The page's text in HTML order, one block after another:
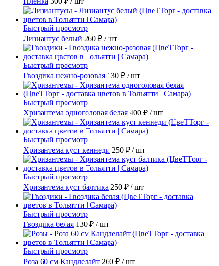
Быстрый просмотр
Лизиантус белый 260 ₽ / шт
Быстрый просмотр
Гвоздика нежно-розовая 130 ₽ / шт
Быстрый просмотр
Хризантема одноголовая белая 400 ₽ / шт
Быстрый просмотр
Хризантема куст кеннеди 250 ₽ / шт
Быстрый просмотр
Хризантема куст балтика 250 ₽ / шт
Быстрый просмотр
Гвоздика белая 130 ₽ / шт
Быстрый просмотр
Роза 60 см Кандлелайт 260 ₽ / шт